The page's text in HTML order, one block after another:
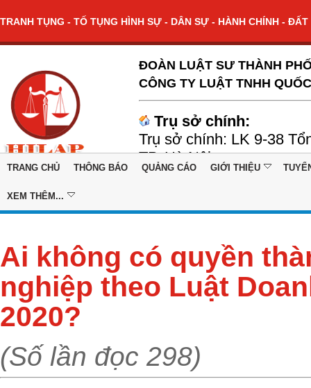
TRANH TỤNG - TỐ TỤNG HÌNH SỰ - DÂN SỰ - HÀNH CHÍNH -
ĐOÀN LUẬT SƯ THÀNH
CÔNG TY LUẬT TNHH
Trụ sở chính:
Trụ sở chính: LK 9-38
TP. Hà Nội
TRANG CHỦ THÔNG BÁO QUẢNG CÁO GIỚI THIỆU
XEM THÊM...
Ai không có quyền
nghiệp theo Luật
2020?
(Số lần đọc 298)